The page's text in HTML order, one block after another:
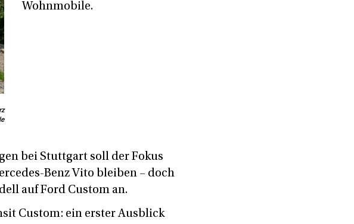
Wohnmobile.
bei Stuttgart soll der Fokus
Benz Vito bleiben – doch
auf Ford Custom an.
Custom: ein erster Ausblick